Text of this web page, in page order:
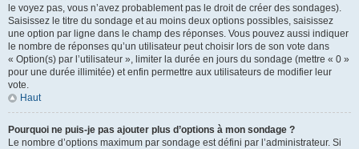
le voyez pas, vous n’avez probablement pas le droit de créer des sondages).
Saisissez le titre du sondage et au moins deux options possibles, saisissez
une option par ligne dans le champ des réponses. Vous pouvez aussi indiquer
le nombre de réponses qu’un utilisateur peut choisir lors de son vote dans
« Option(s) par l’utilisateur », limiter la durée en jours du sondage (mettre « 0 »
pour une durée illimitée) et enfin permettre aux utilisateurs de modifier leur
vote.
Haut
Pourquoi ne puis-je pas ajouter plus d’options à mon sondage ?
Le nombre d’options maximum par sondage est défini par l’administrateur. Si